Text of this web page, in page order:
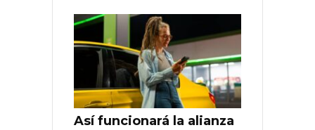
Así funcionará la alianza